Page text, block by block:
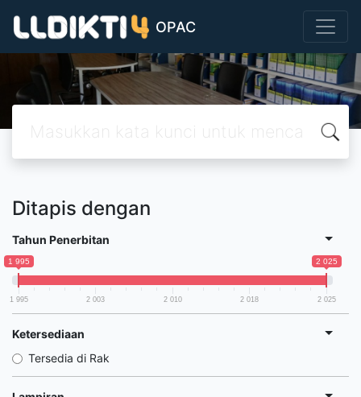
OPAC
Ditapis dengan
Tahun Penerbitan
1 995 2 025
1 995 2 003 2 010 2 018 2 025
Ketersediaan
Tersedia di Rak